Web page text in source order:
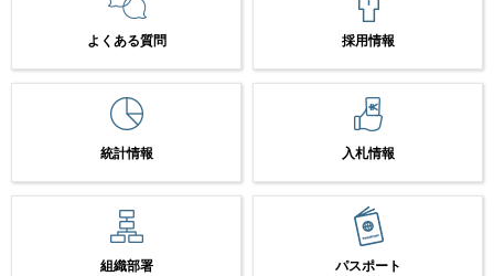
よくある質問 採用情報
統計情報 入札情報
組織部署 パスポート